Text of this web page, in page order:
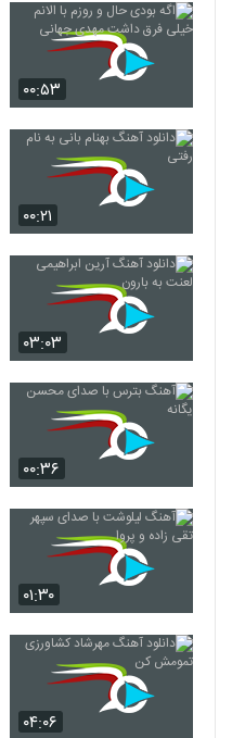
۰۰:۵۳
۰۰:۲۱
۰۳:۰۳
۰۰:۳۶
۰۱:۳۰
۰۴:۰۶